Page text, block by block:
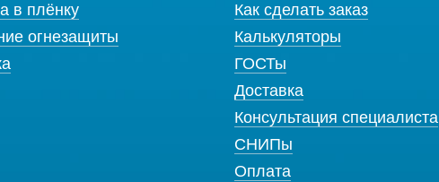
в плёнку
огнезащиты
Как сделать заказ
Калькуляторы
ГОСТы
Доставка
Консультация специалиста
СНИПы
Оплата